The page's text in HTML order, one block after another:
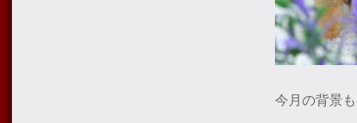
今月の背景